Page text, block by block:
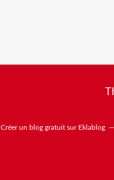
Créer un blog gratuit sur Eklablog